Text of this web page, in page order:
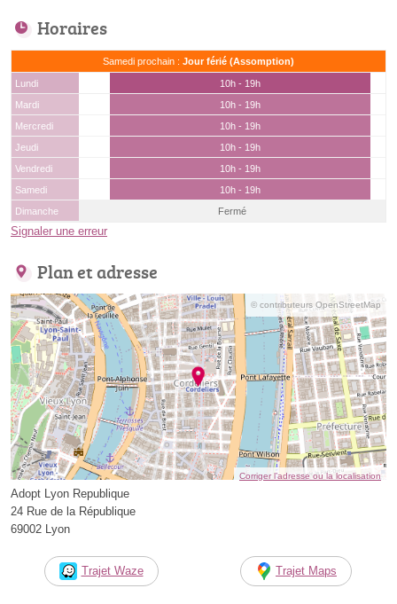
Horaires
Samedi prochain : Jour férié (Assomption)
Lundi
10h - 19h
Mardi
10h - 19h
Mercredi
10h - 19h
Jeudi
10h - 19h
Vendredi
10h - 19h
Samedi
10h - 19h
Dimanche
Fermé
Signaler une erreur
Plan et adresse
© contributeurs OpenStreetMap
Corriger l’adresse ou la localisation
Adopt Lyon Republique
24 Rue de la République
69002 Lyon
Trajet Waze Trajet Maps